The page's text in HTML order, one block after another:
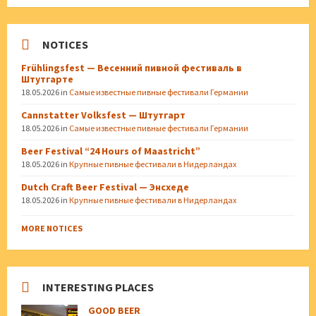
NOTICES
Frühlingsfest — Весенний пивной фестиваль в
Штутгарте
18.05.2026 in Самые известные пивные фестивали Германии
Cannstatter Volksfest — Штутгарт
18.05.2026 in Самые известные пивные фестивали Германии
Beer Festival “24 Hours of Maastricht”
18.05.2026 in Крупные пивные фестивали в Нидерландах
Dutch Craft Beer Festival — Энсхеде
18.05.2026 in Крупные пивные фестивали в Нидерландах
MORE NOTICES
INTERESTING PLACES
GOOD BEER